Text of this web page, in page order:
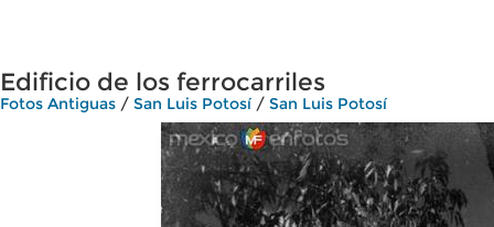
Edificio de los ferrocarriles
Fotos Antiguas / San Luis Potosí / San Luis Potosí